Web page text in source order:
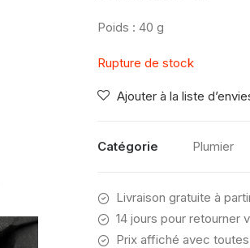
Poids : 40 g
Rupture de stock
Ajouter à la liste
Catégorie Plumier
Livraison gratuite à
14 jours pour retourner
Prix affiché avec